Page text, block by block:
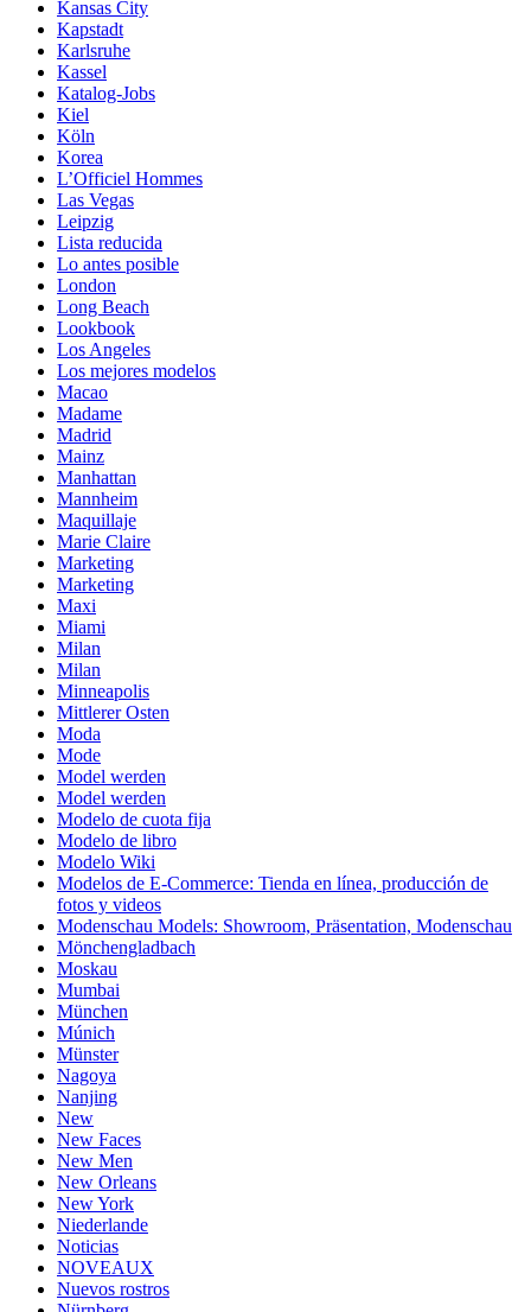
Kansas City
Kapstadt
Karlsruhe
Kassel
Katalog-Jobs
Kiel
Köln
Korea
L’Officiel Hommes
Las Vegas
Leipzig
Lista reducida
Lo antes posible
London
Long Beach
Lookbook
Los Angeles
Los mejores modelos
Macao
Madame
Madrid
Mainz
Manhattan
Mannheim
Maquillaje
Marie Claire
Marketing
Marketing
Maxi
Miami
Milan
Milan
Minneapolis
Mittlerer Osten
Moda
Mode
Model werden
Model werden
Modelo de cuota fija
Modelo de libro
Modelo Wiki
Modelos de E-Commerce: Tienda en línea, producción de
fotos y videos
Modenschau Models: Showroom, Präsentation, Modenschau
Mönchengladbach
Moskau
Mumbai
München
Múnich
Münster
Nagoya
Nanjing
New
New Faces
New Men
New Orleans
New York
Niederlande
Noticias
NOVEAUX
Nuevos rostros